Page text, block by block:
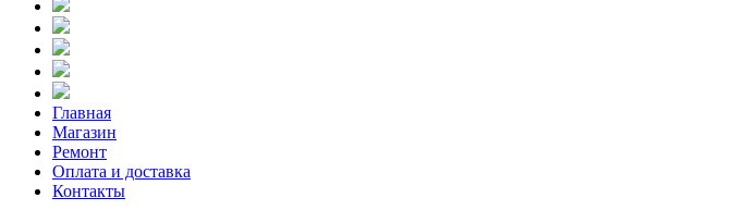
Главная
Магазин
Ремонт
Оплата и доставка
Контакты